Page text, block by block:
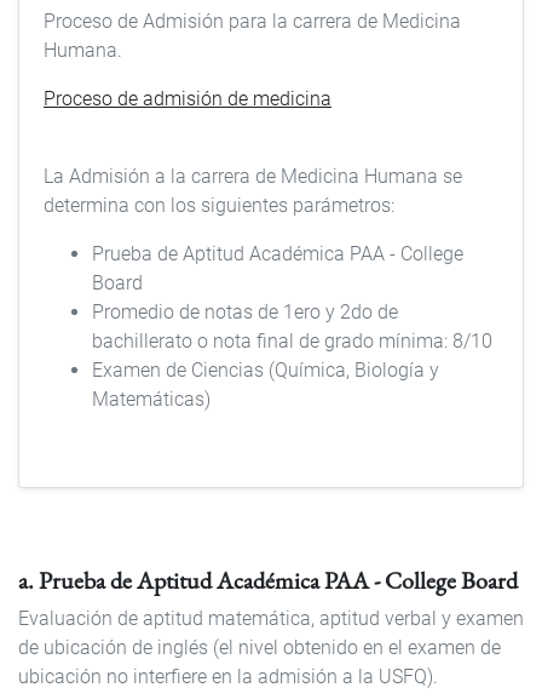
Proceso de Admisión para la carrera de Medicina
Humana.
Proceso de admisión de medicina
La Admisión a la carrera de Medicina Humana se
determina con los siguientes parámetros:
Prueba de Aptitud Académica PAA - College
Board
Promedio de notas de 1ero y 2do de
bachillerato o nota final de grado mínima: 8/10
Examen de Ciencias (Química, Biología y
Matemáticas)
a. Prueba de Aptitud Académica PAA - College Board
Evaluación de aptitud matemática, aptitud verbal y examen
de ubicación de inglés (el nivel obtenido en el examen de
ubicación no interfiere en la admisión a la USFQ).